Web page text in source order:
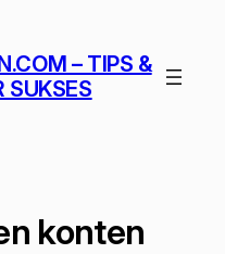
– TIPS &
SUKSES
konten